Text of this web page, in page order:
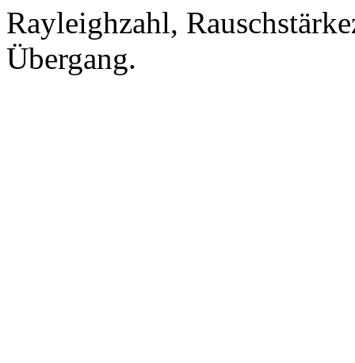
Rayleighzahl,
Übergang.